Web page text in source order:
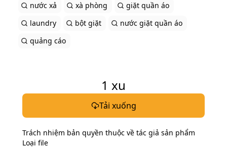
nước xả
xà phòng
giặt quần áo
laundry
bột giặt
nước giặt quần áo
quảng cáo
1 xu
Tải xuống
Trách nhiệm bản quyền thuộc về tác giả sản phẩm
Loại file